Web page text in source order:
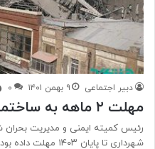
دبیر اجتماعی ۹ بهمن ۱۴۰۱ ۰
مهلت ۲ ماهه به ساختمان‌ های ناایمن تهران
رئیس کمیته ایمنی و مدیریت
شهرداری تا پایان ۱۴۰۳ مهلت داده بودیم که…